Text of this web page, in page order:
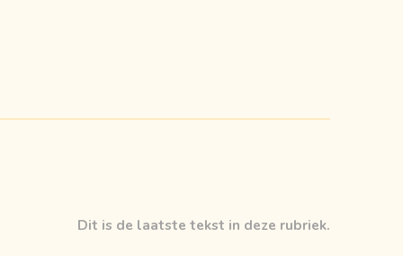
Dit is de laatste tekst in deze rubriek.